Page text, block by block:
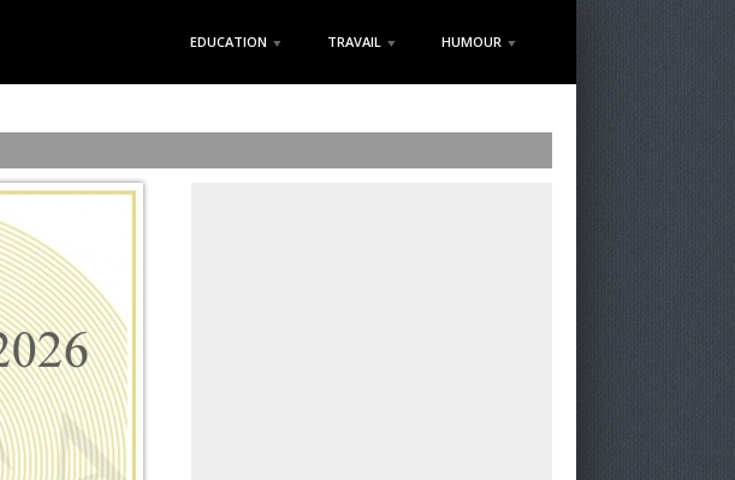
EDUCATION TRAVAIL HUMOUR